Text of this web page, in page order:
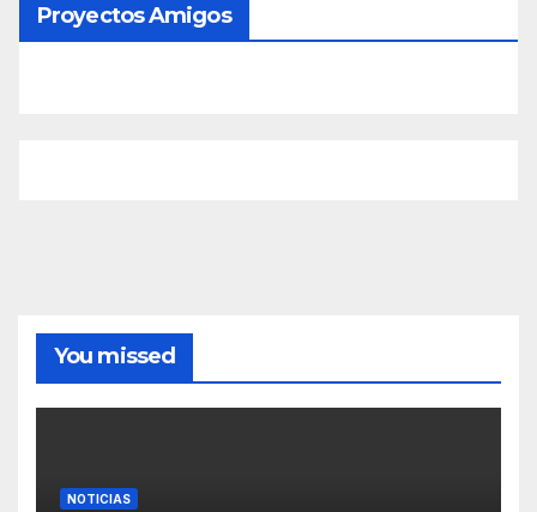
Proyectos Amigos
You missed
NOTICIAS